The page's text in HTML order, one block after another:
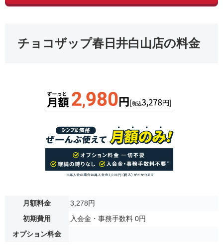
チョコザップ春日井白山店の料金
月額料金
3,278円
初期費用
入会金・事務手数料 0円
オプション料金